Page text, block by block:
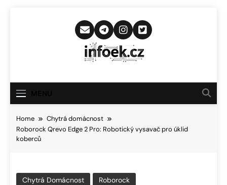
Infoek.cz
Novinkám
Home
Chytrá domácnost
Roborock Qrevo Edge 2 Pro: Robotický vysavač pro úklid
koberců
Chytrá Domácnost Roborock